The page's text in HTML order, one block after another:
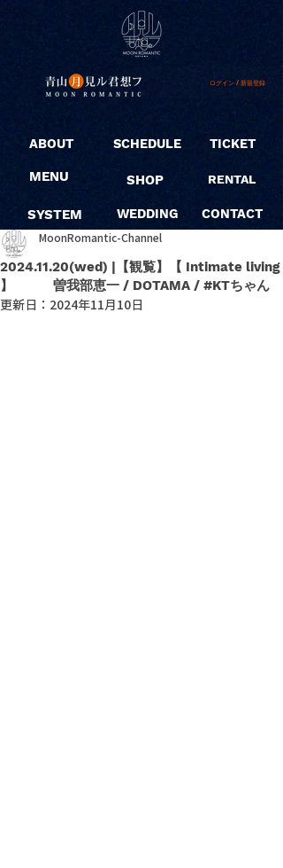
ログイン / 新規登録
ABOUT
MENU
SYSTEM
SCHEDULE
SHOP
WEDDING
TICKET
RENTAL
CONTACT
2024.11.20(wed) |【観覧】【 Intimate living
】 曽我部恵一 / DOTAMA / #KTちゃん
MoonRomantic-Channel
更新日： 2024年11月10日